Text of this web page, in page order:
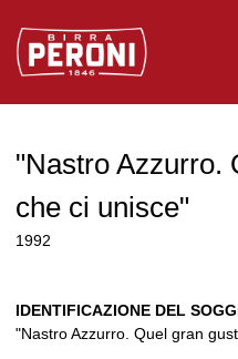
Logo Birra Peroni
"Nastro Azzurro.
che ci unisce"
1992
IDENTIFICAZIONE DEL
"Nastro Azzurro. Quel gran